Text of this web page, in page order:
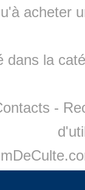
acheter
dans la
-